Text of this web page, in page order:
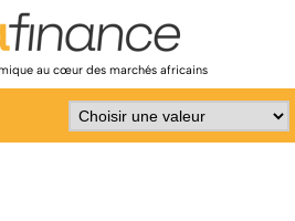
au cœur des marchés africains